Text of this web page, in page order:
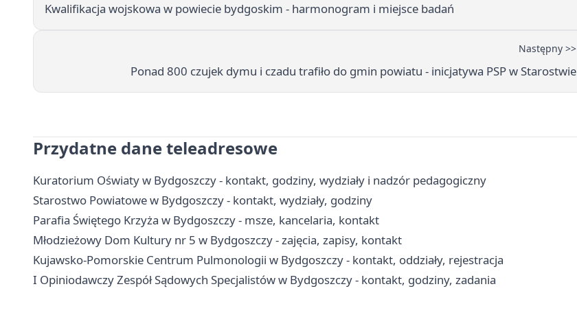
Kwalifikacja wojskowa w powiecie bydgoskim - harmonogram i miejsce badań
Następny >>
Ponad 800 czujek dymu i czadu trafiło do gmin powiatu - inicjatywa PSP w Starostwie
Przydatne dane teleadresowe
Kuratorium Oświaty w Bydgoszczy - kontakt, godziny, wydziały i nadzór pedagogiczny
Starostwo Powiatowe w Bydgoszczy - kontakt, wydziały, godziny
Parafia Świętego Krzyża w Bydgoszczy - msze, kancelaria, kontakt
Młodzieżowy Dom Kultury nr 5 w Bydgoszczy - zajęcia, zapisy, kontakt
Kujawsko-Pomorskie Centrum Pulmonologii w Bydgoszczy - kontakt, oddziały, rejestracja
I Opiniodawczy Zespół Sądowych Specjalistów w Bydgoszczy - kontakt, godziny, zadania